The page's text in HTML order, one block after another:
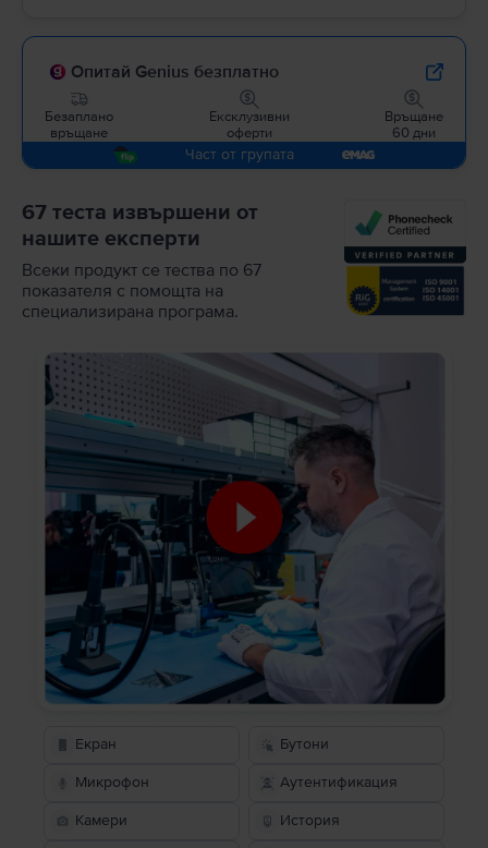
Опитай Genius безплатно
Безаплано
връщане
Ексклузивни
оферти
Връщане
60 дни
Част от групата
67 теста извършени от
нашите експерти
Всеки продукт се тества по 67
показателя с помощта на
специализирана програма.
Екран Бутони
Микрофон Аутентификация
Камери История